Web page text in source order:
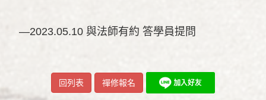
—2023.05.10 與法師有約 答學員提問
回列表 禪修報名